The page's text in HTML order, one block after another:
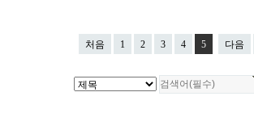
처음 1 2 3 4 5 다음